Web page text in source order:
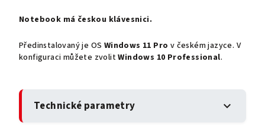
Notebook má českou klávesnici.
Předinstalovaný je OS Windows 11 Pro v českém jazyce. V
konfiguraci můžete zvolitWindows 10 Professional.
Technické parametry expand_more